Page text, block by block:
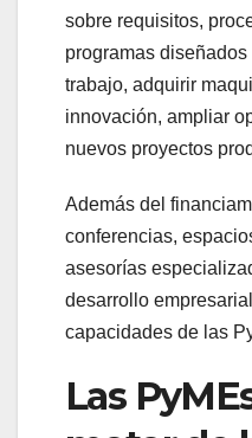
sobre requisitos,
programas
trabajo, adquirir
innovación, ampliar
nuevos proyectos
Además del
conferencias,
asesorías
desarrollo
capacidades de las
Las